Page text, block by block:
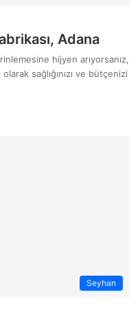
Adana
hijyen arıyorsanız,
sağlığınızı ve bütçenizi
Seyhan